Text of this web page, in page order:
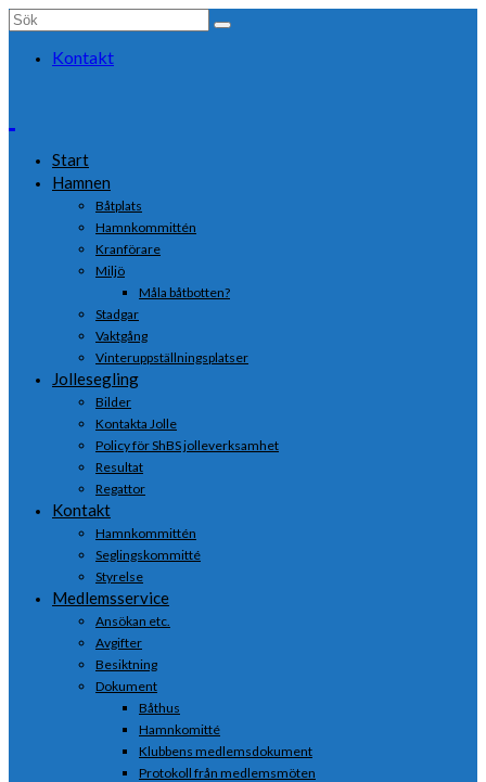
Search
Kontakt
Start
Hamnen
Båtplats
Hamnkommittén
Kranförare
Miljö
Måla båtbotten?
Stadgar
Vaktgång
Vinteruppställningsplatser
Jollesegling
Bilder
Kontakta Jolle
Policy för ShBS jolleverksamhet
Resultat
Regattor
Kontakt
Hamnkommittén
Seglingskommitté
Styrelse
Medlemsservice
Ansökan etc.
Avgifter
Besiktning
Dokument
Båthus
Hamnkomitté
Klubbens medlemsdokument
Protokoll från medlemsmöten